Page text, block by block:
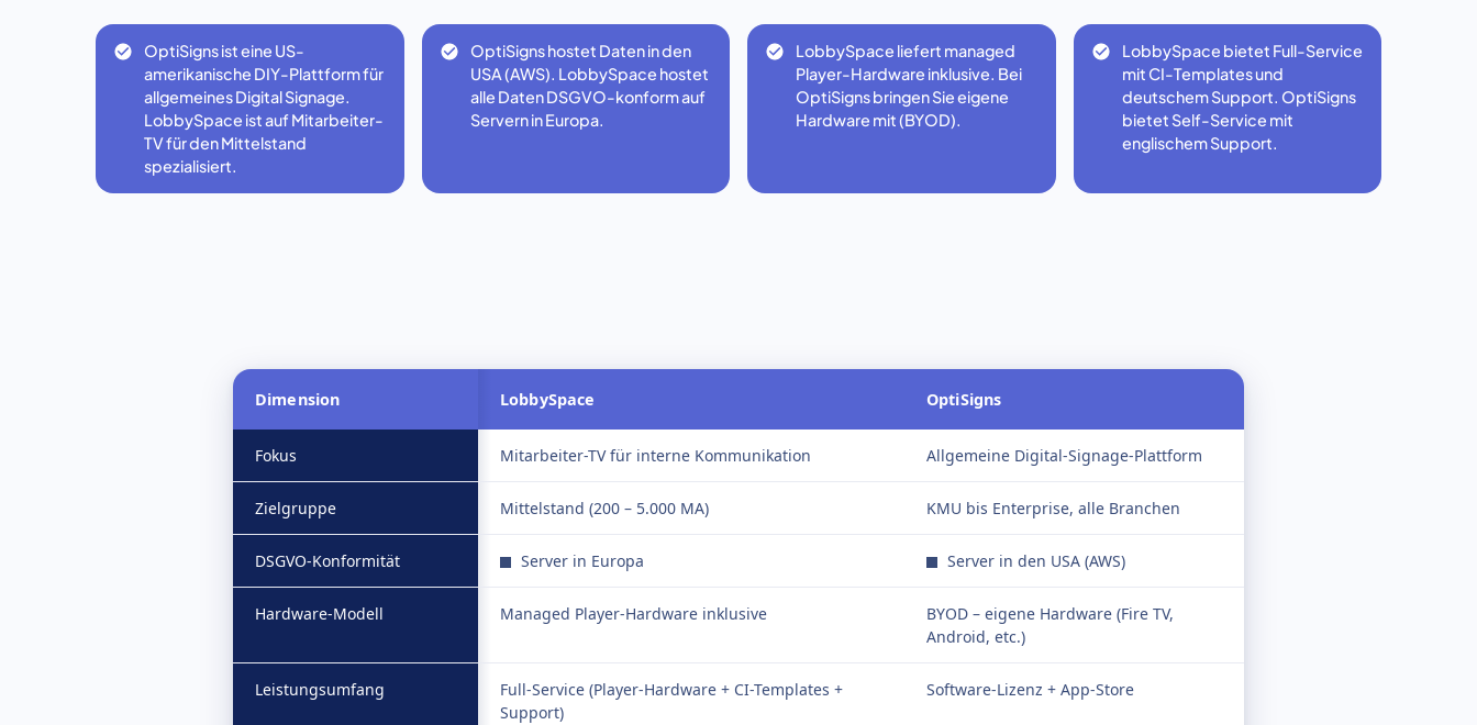
OptiSigns ist eine US-
amerikanische DIY-Plattform für
allgemeines Digital Signage.
LobbySpace ist auf Mitarbeiter-
TV für den Mittelstand
spezialisiert.
OptiSigns hostet Daten in den
USA (AWS). LobbySpace hostet
alle Daten DSGVO-konform auf
Servern in Europa.
LobbySpace liefert managed
Player-Hardware inklusive. Bei
OptiSigns bringen Sie eigene
Hardware mit (BYOD).
LobbySpace bietet Full-Service
mit CI-Templates und
deutschem Support. OptiSigns
bietet Self-Service mit
englischem Support.
Dimension LobbySpace OptiSigns
Fokus Mitarbeiter-TV für interne Kommunikation Allgemeine Digital-Signage-Plattform
Zielgruppe Mittelstand (200 – 5.000 MA) KMU bis Enterprise, alle Branchen
DSGVO-Konformität Server in Europa Server in den USA (AWS)
Hardware-Modell Managed Player-Hardware inklusive
BYOD – eigene Hardware (Fire TV,
Android, etc.)
Leistungsumfang
Full-Service (Player-Hardware + CI-Templates +
Support)
Software-Lizenz + App-Store